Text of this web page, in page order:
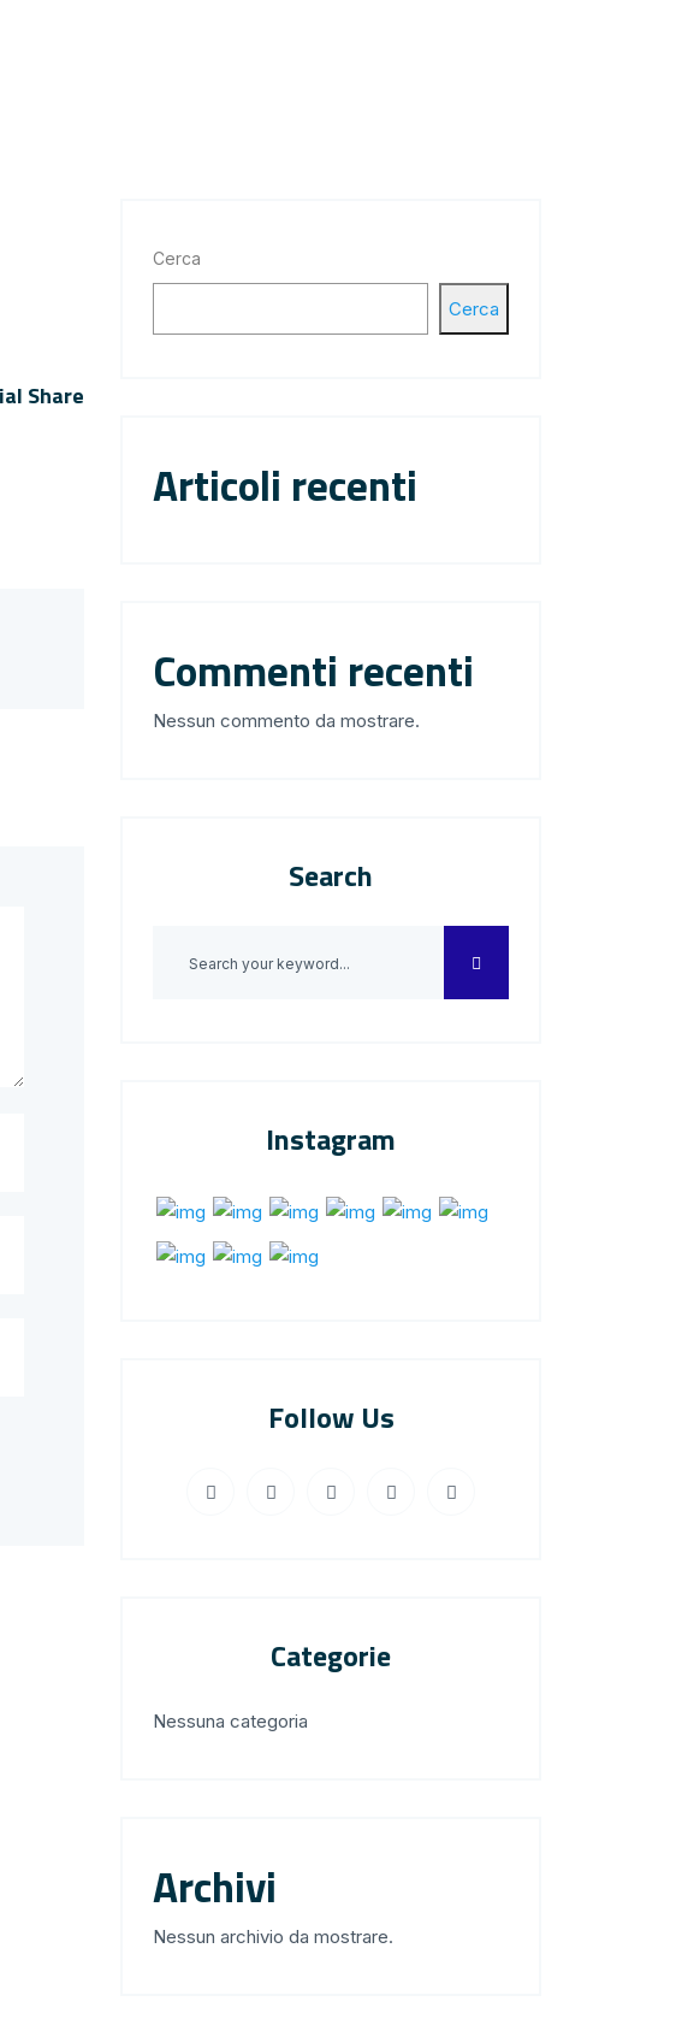
Share
Cerca
Cerca
Articoli recenti
Commenti recenti
Nessun commento da mostrare.
Search
Instagram
Follow Us
Categorie
Nessuna categoria
Archivi
Nessun archivio da mostrare.